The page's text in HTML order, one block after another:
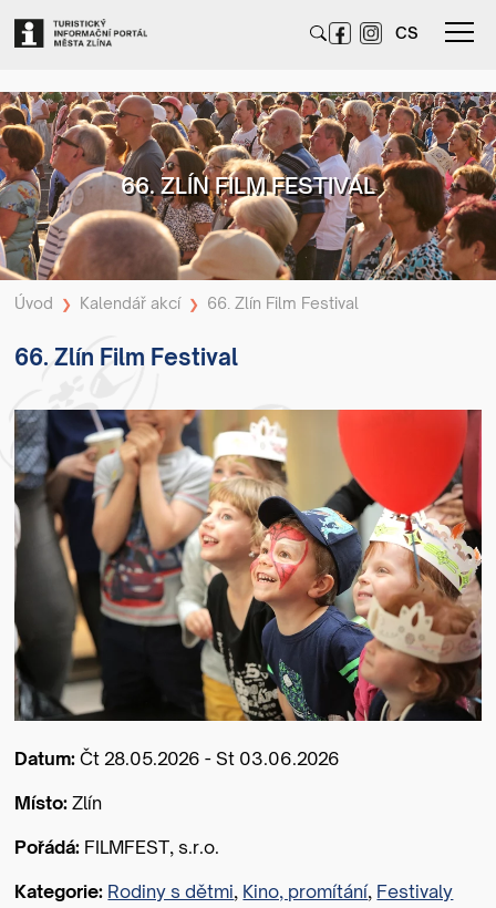
CS
66. ZLÍN FILM FESTIVAL
Úvod ❯ Kalendář akcí ❯ 66. Zlín Film Festival
66. Zlín Film Festival
Datum: Čt 28.05.2026 - St 03.06.2026
Místo: Zlín
Pořádá: FILMFEST, s.r.o.
Kategorie: Rodiny s dětmi, Kino, promítání, Festivaly